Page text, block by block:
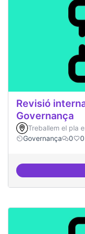
Revisió
Governança
Treballem el pla
Governança
0 0